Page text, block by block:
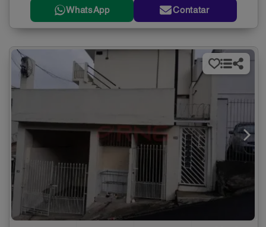
WhatsApp Contatar